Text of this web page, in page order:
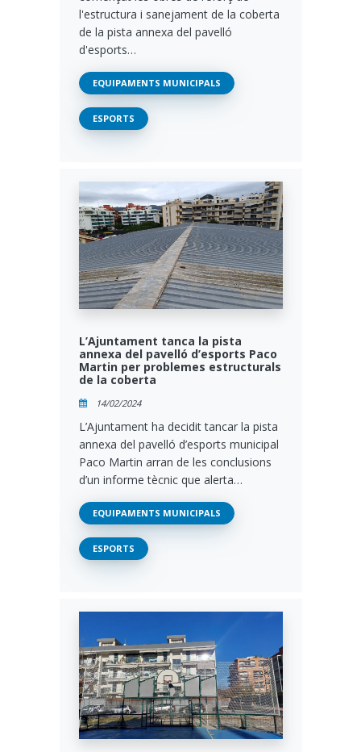
l'estructura i sanejament de la coberta
de la pista annexa del pavelló
d'esports…
EQUIPAMENTS MUNICIPALS
ESPORTS
L’Ajuntament tanca la pista
annexa del pavelló d’esports Paco
Martin per problemes estructurals
de la coberta
14/02/2024
L’Ajuntament ha decidit tancar la pista
annexa del pavelló d’esports municipal
Paco Martin arran de les conclusions
d’un informe tècnic que alerta…
EQUIPAMENTS MUNICIPALS
ESPORTS